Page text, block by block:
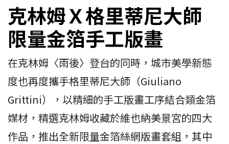
克林姆Ｘ格里蒂尼大師
限量金箔手工版畫
在克林姆〈雨後〉登台的同時，城市美學新態
度也再度攜手格里蒂尼大師（Giuliano
Grittini），以精細的手工版畫工序結合類金箔
媒材，精選克林姆收藏於維也納美景宮的四大
作品，推出全新限量金箔絲網版畫套組，其中